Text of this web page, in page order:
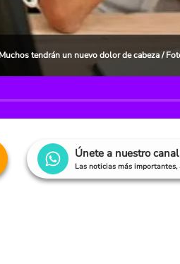
Muchos tendrán un nuevo dolor de cabeza /
Únete a nuestro
Las noticias más